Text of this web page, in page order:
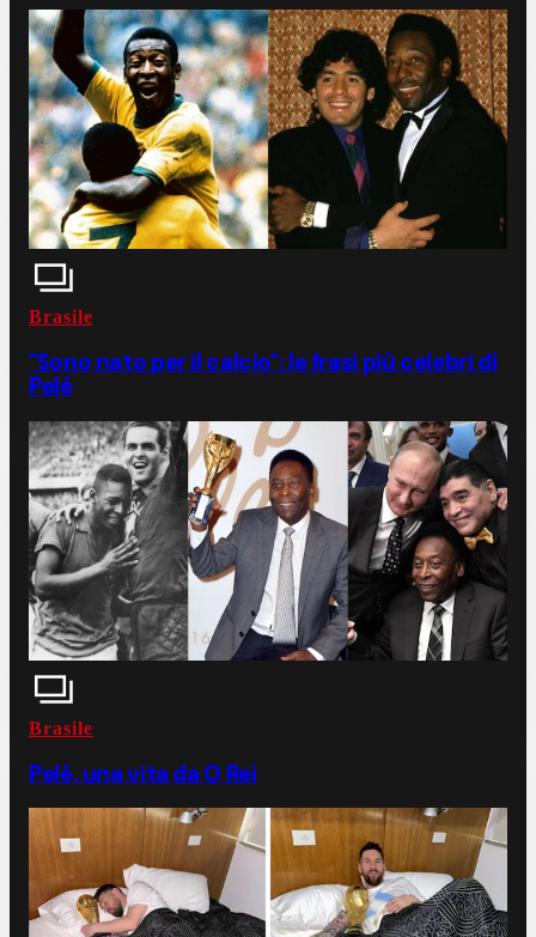
Brasile
"Sono nato per il calcio": le frasi più celebri di
Pelé
Brasile
Pelé, una vita da O Rei